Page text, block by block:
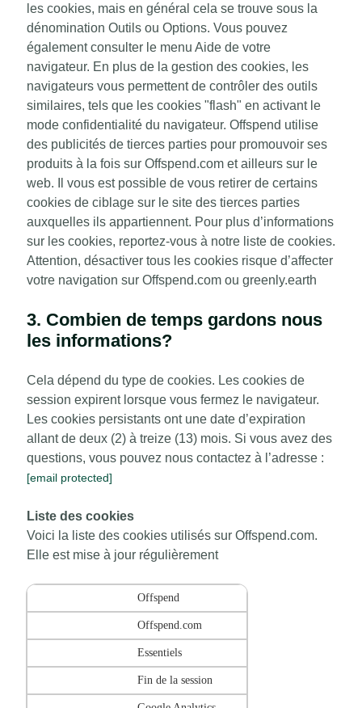
les cookies, mais en général cela se trouve sous la
dénomination Outils ou Options. Vous pouvez
également consulter le menu Aide de votre
navigateur. En plus de la gestion des cookies, les
navigateurs vous permettent de contrôler des outils
similaires, tels que les cookies "flash" en activant le
mode confidentialité du navigateur. Offspend utilise
des publicités de tierces parties pour promouvoir ses
produits à la fois sur Offspend.com et ailleurs sur le
web. Il vous est possible de vous retirer de certains
cookies de ciblage sur le site des tierces parties
auxquelles ils appartiennent. Pour plus d’informations
sur les cookies, reportez-vous à notre liste de cookies.
Attention, désactiver tous les cookies risque d’affecter
votre navigation sur Offspend.com ou greenly.earth
3. Combien de temps gardons nous
les informations?
Cela dépend du type de cookies. Les cookies de
session expirent lorsque vous fermez le navigateur.
Les cookies persistants ont une date d’expiration
allant de deux (2) à treize (13) mois. Si vous avez des
questions, vous pouvez nous contactez à l’adresse :
[email protected]
Liste des cookies
Voici la liste des cookies utilisés sur Offspend.com.
Elle est mise à jour régulièrement
Offspend
Offspend.com
Essentiels
Fin de la session